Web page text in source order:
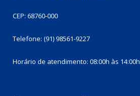
CEP: 68760-000
Telefone: (91) 98561-9227
Horário de atendimento: 08:00h às 14:00h